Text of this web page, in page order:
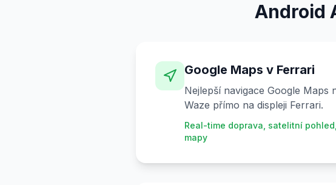
Android
Google Maps v Ferrari
Nejlepší navigace Google Maps
Waze přímo na displeji Ferrari.
Real-time doprava, satelitní
mapy